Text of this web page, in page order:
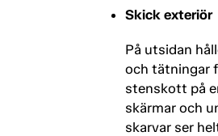
Skick exteriör
På utsidan
och tätningar
stenskott på
skärmar och
skarvar ser